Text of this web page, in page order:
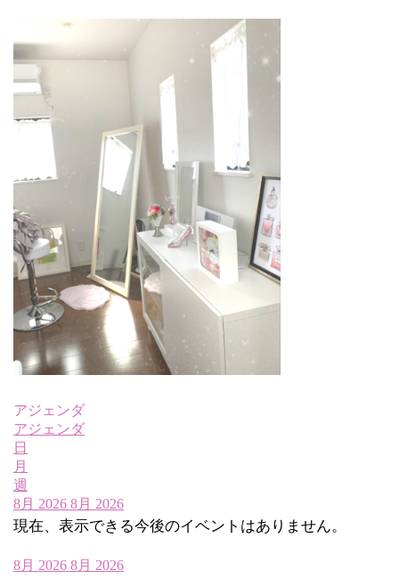
アジェンダ
アジェンダ
日
月
週
8月 2026 8月 2026
現在、表示できる今後のイベントはありません。
8月 2026 8月 2026